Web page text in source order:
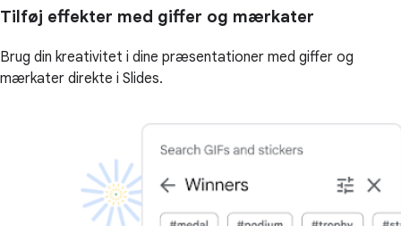
Tilføj effekter med giffer og mærkater
Brug din kreativitet i dine præsentationer med giffer og
mærkater direkte i Slides.